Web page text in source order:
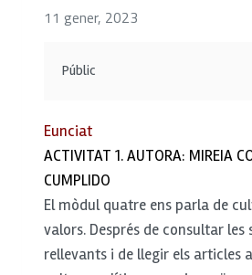
11 gener, 2023
Públic
Eunciat
ACTIVITAT 1. AUTORA: MIREIA
CUMPLIDO
El mòdul quatre ens parla de
valors. Després de consultar les
rellevants i de llegir els articles